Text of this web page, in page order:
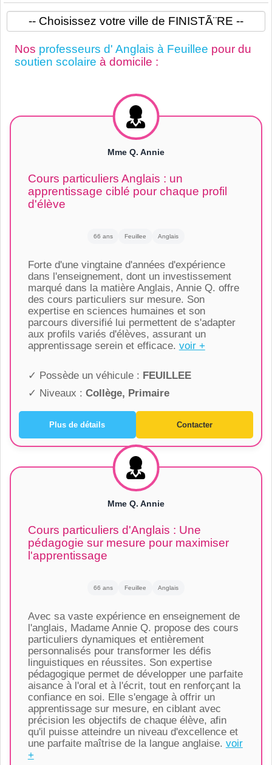
Nos professeurs d' Anglais à Feuillee pour du
soutien scolaire à domicile :
Mme Q. Annie
Cours particuliers Anglais : un
apprentissage ciblé pour chaque profil
d'élève
66 ans Feuillee Anglais
Forte d'une vingtaine d'années d'expérience
dans l'enseignement, dont un investissement
marqué dans la matière Anglais, Annie Q. offre
des cours particuliers sur mesure. Son
expertise en sciences humaines et son
parcours diversifié lui permettent de s'adapter
aux profils variés d'élèves, assurant un
apprentissage serein et efficace. voir +
✓ Possède un véhicule : FEUILLEE
✓ Niveaux : Collège, Primaire
Plus de détails Contacter
Mme Q. Annie
Cours particuliers d'Anglais : Une
pédagogie sur mesure pour maximiser
l'apprentissage
66 ans Feuillee Anglais
Avec sa vaste expérience en enseignement de
l'anglais, Madame Annie Q. propose des cours
particuliers dynamiques et entièrement
personnalisés pour transformer les défis
linguistiques en réussites. Son expertise
pédagogique permet de développer une parfaite
aisance à l'oral et à l'écrit, tout en renforçant la
confiance en soi. Elle s'engage à offrir un
apprentissage sur mesure, en ciblant avec
précision les objectifs de chaque élève, afin
qu'il puisse atteindre un niveau d'excellence et
une parfaite maîtrise de la langue anglaise. voir
+